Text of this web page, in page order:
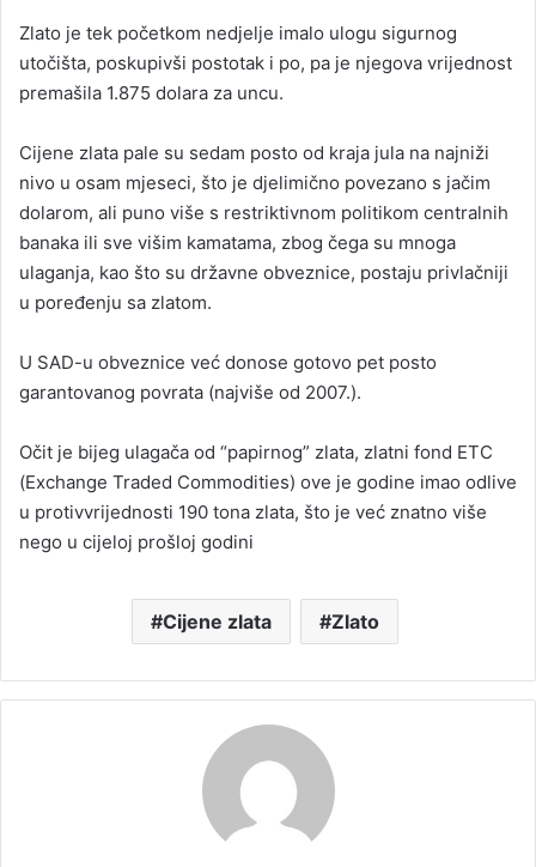
Zlato je tek početkom nedjelje imalo ulogu sigurnog
utočišta, poskupivši postotak i po, pa je njegova vrijednost
premašila 1.875 dolara za uncu.
Cijene zlata pale su sedam posto od kraja jula na najniži
nivo u osam mjeseci, što je djelimično povezano s jačim
dolarom, ali puno više s restriktivnom politikom centralnih
banaka ili sve višim kamatama, zbog čega su mnoga
ulaganja, kao što su državne obveznice, postaju privlačniji
u poređenju sa zlatom.
U SAD-u obveznice već donose gotovo pet posto
garantovanog povrata (najviše od 2007.).
Očit je bijeg ulagača od “papirnog” zlata, zlatni fond ETC
(Exchange Traded Commodities) ove je godine imao odlive
u protivvrijednosti 190 tona zlata, što je već znatno više
nego u cijeloj prošloj godini
Cijene zlata Zlato